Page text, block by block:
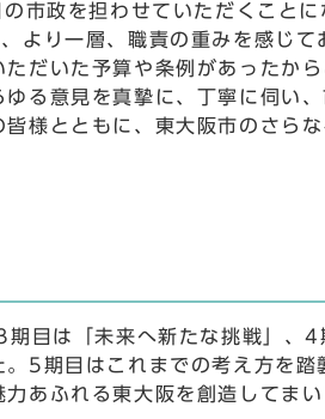
政を担わせていただくことに
より一層、職責の重みを感じ
だいた予算や条例があったか
る意見を真摯に、丁寧に伺い
様とともに、東大阪市のさら
目は「未来へ新たな挑戦」、4
5期目はこれまでの考え方を
あふれる東大阪を創造してまい